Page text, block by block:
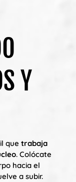
Y
que trabaja
. Colócate
hacia el
a subir.